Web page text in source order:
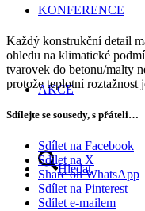
KONFERENCE
AKCE
Hledat
Každý konstrukční detail
ohledu na klimatické
tvarovek do betonu/malty
protože teplotní roztažnost
Sdílejte se sousedy, s přáteli…
Sdílet na Facebook
Sdílet na X
Share on WhatsApp
Sdílet na Pinterest
Sdílet e-mailem